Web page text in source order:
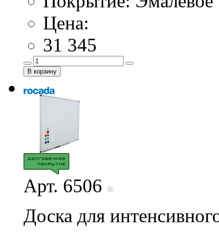
Цена:
31 345
Арт. 6506
Доска для